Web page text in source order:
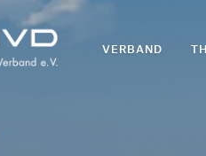
VERBAND